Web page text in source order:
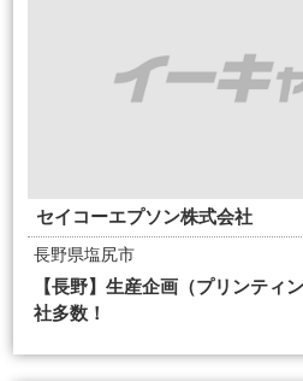
セイコーエプソン株式会社
長野県塩尻市
【長野】生産企画（プリンティ
社多数！